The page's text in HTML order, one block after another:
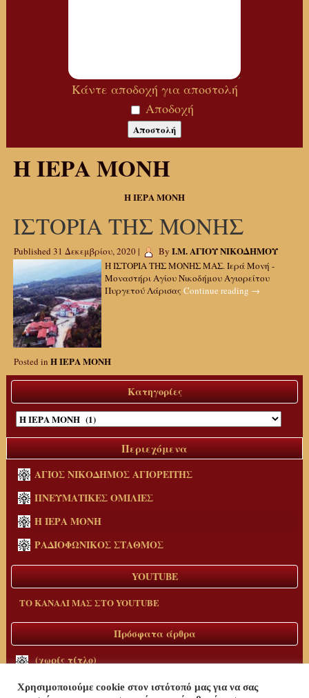
Κάντε αποδοχή για αποστολή
Αποδοχή
Η ΙΕΡΑ ΜΟΝΗ
Η ΙΕΡΑ ΜΟΝΗ
ΙΣΤΟΡΙΑ ΤΗΣ ΜΟΝΗΣ
Published 31 Δεκεμβρίου, 2020| By Ι.Μ. ΑΓΙΟΥ ΝΙΚΟΔΗΜΟΥ
Η ΙΣΤΟΡΙΑ ΤΗΣ ΜΟΝΗΣ ΜΑΣ. Ιερά Μονή -
Μοναστήρι Αγίου Νικοδήμου Αγιορείτου
Πυργετού ΛάρισαςContinue reading →
Posted in Η ΙΕΡΑ ΜΟΝΗ
Κατηγορίες
Κατηγορίες
Περιεχόμενα
ΑΓΙΟΣ ΝΙΚΟΔΗΜΟΣ ΑΓΙΟΡΕΙΤΗΣ
ΠΝΕΥΜΑΤΙΚΕΣ ΟΜΙΛΙΕΣ
Η ΙΕΡΑ ΜΟΝΗ
ΡΑΔΙΟΦΩΝΙΚΟΣ ΣΤΑΘΜΟΣ
YOUTUBE
ΤΟ ΚΑΝΑΛΙ ΜΑΣ ΣΤΟ YOUTUBE
Πρόσφατα άρθρα
(χωρίς τίτλο)
Χρησιμοποιούμε cookie στον ιστότοπό μας για να σας